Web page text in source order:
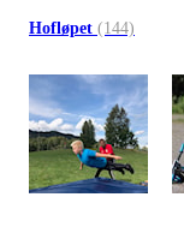
Hofløpet (144)